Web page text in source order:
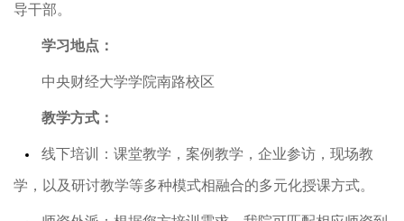
导干部。
学习地点：
中央财经大学学院南路校区
教学方式：
线下培训：课堂教学，案例教学，企业参访，现场教
学，以及研讨教学等多种模式相融合的多元化授课方式。